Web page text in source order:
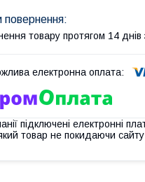
товару протягом 14 днів
підключені електронні
товар не покидаючи